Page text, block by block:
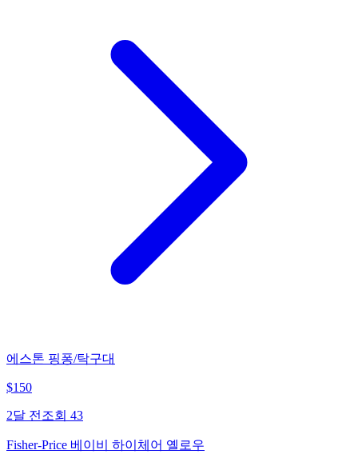
에스톤 핑퐁/탁구대
$150
2달 전 조회 43
Fisher-Price 베이비 하이체어 옐로우